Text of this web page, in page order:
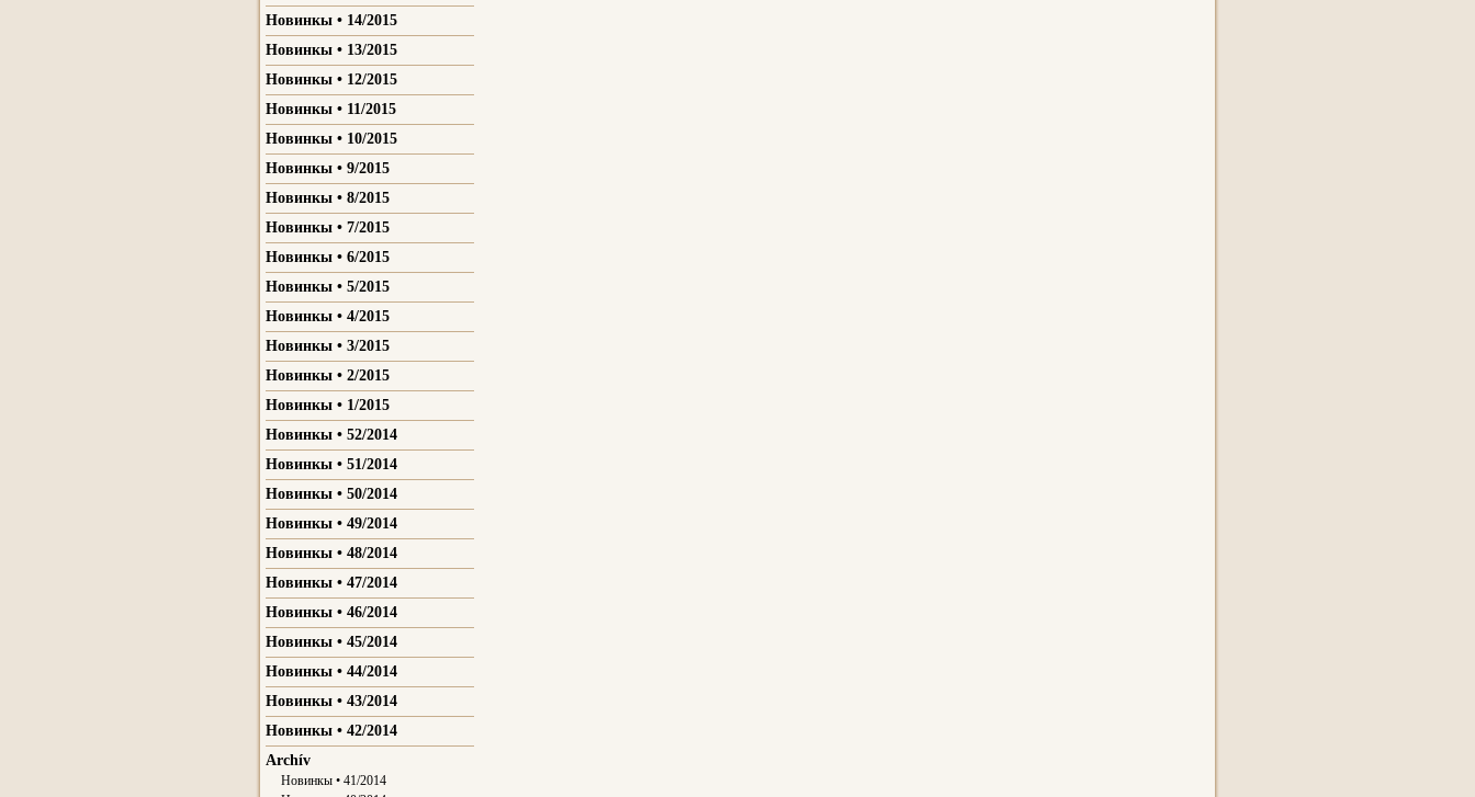
Новинкы • 14/2015
Новинкы • 13/2015
Новинкы • 12/2015
Новинкы • 11/2015
Новинкы • 10/2015
Новинкы • 9/2015
Новинкы • 8/2015
Новинкы • 7/2015
Новинкы • 6/2015
Новинкы • 5/2015
Новинкы • 4/2015
Новинкы • 3/2015
Новинкы • 2/2015
Новинкы • 1/2015
Новинкы • 52/2014
Новинкы • 51/2014
Новинкы • 50/2014
Новинкы • 49/2014
Новинкы • 48/2014
Новинкы • 47/2014
Новинкы • 46/2014
Новинкы • 45/2014
Новинкы • 44/2014
Новинкы • 43/2014
Новинкы • 42/2014
Archív
Новинкы • 41/2014